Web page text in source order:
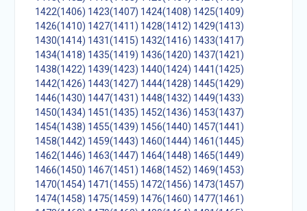
1422(1406) 1423(1407) 1424(1408) 1425(1409)
1426(1410) 1427(1411) 1428(1412) 1429(1413)
1430(1414) 1431(1415) 1432(1416) 1433(1417)
1434(1418) 1435(1419) 1436(1420) 1437(1421)
1438(1422) 1439(1423) 1440(1424) 1441(1425)
1442(1426) 1443(1427) 1444(1428) 1445(1429)
1446(1430) 1447(1431) 1448(1432) 1449(1433)
1450(1434) 1451(1435) 1452(1436) 1453(1437)
1454(1438) 1455(1439) 1456(1440) 1457(1441)
1458(1442) 1459(1443) 1460(1444) 1461(1445)
1462(1446) 1463(1447) 1464(1448) 1465(1449)
1466(1450) 1467(1451) 1468(1452) 1469(1453)
1470(1454) 1471(1455) 1472(1456) 1473(1457)
1474(1458) 1475(1459) 1476(1460) 1477(1461)